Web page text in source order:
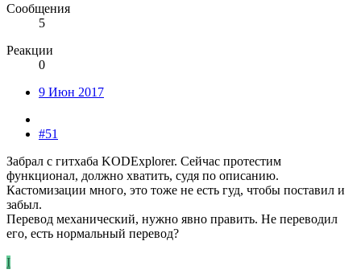
Сообщения
5
Реакции
0
9 Июн 2017
#51
Забрал с гитхаба KODExplorer. Сейчас протестим
функционал, должно хватить, судя по описанию.
Кастомизации много, это тоже не есть гуд, чтобы поставил и
забыл.
Перевод механический, нужно явно править. Не переводил
его, есть нормальный перевод?
I